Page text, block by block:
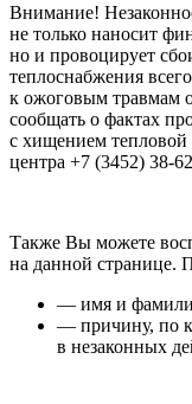
Внимание!
не только наносит
но и провоцирует
теплоснабжения
к ожоговым
сообщать о фактах
с хищением тепловой
центра +7 (3452) 38-
Также Вы можете
на данной странице.
— имя и
— причину, по
в незаконных